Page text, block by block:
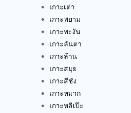
เกาะเต่า
เกาะพยาม
เกาะพะงัน
เกาะลันตา
เกาะล้าน
เกาะสมุย
เกาะสีชัง
เกาะหมาก
เกาะหลีเป๊ะ